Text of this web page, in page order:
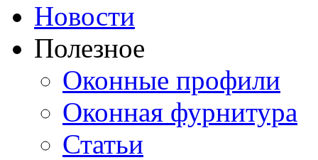
Новости
Полезное
Оконные профили
Оконная фурнитура
Статьи